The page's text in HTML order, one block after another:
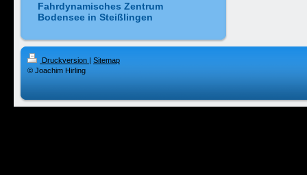
Fahrdynamisches Zentrum
Bodensee in Steißlingen
Druckversion | Sitemap
© Joachim Hirling